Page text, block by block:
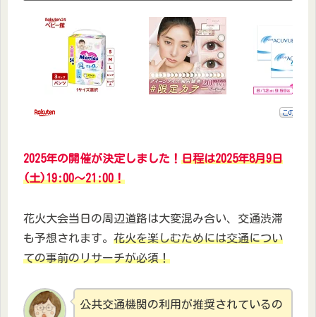
2025年の開催が決定しました！ 日程は2025年8月9日
(土)19:00～21:00！
花火大会当日の周辺道路は大変混み合い、交通渋滞
も予想されます。 花火を楽しむためには交通につい
ての事前のリサーチが必須！
公共交通機関の利用が推奨されているの